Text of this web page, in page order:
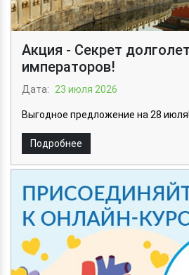
Акция - Секрет
императоров!
Дата: 23 июля 2026
Выгодное предложение на 28 июля!
Подробнее